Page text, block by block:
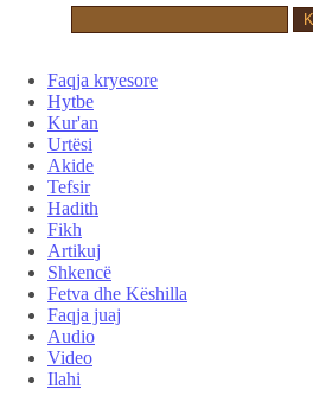
Faqja kryesore
Hytbe
Kur'an
Urtësi
Akide
Tefsir
Hadith
Fikh
Artikuj
Shkencë
Fetva dhe Këshilla
Faqja juaj
Audio
Video
Ilahi